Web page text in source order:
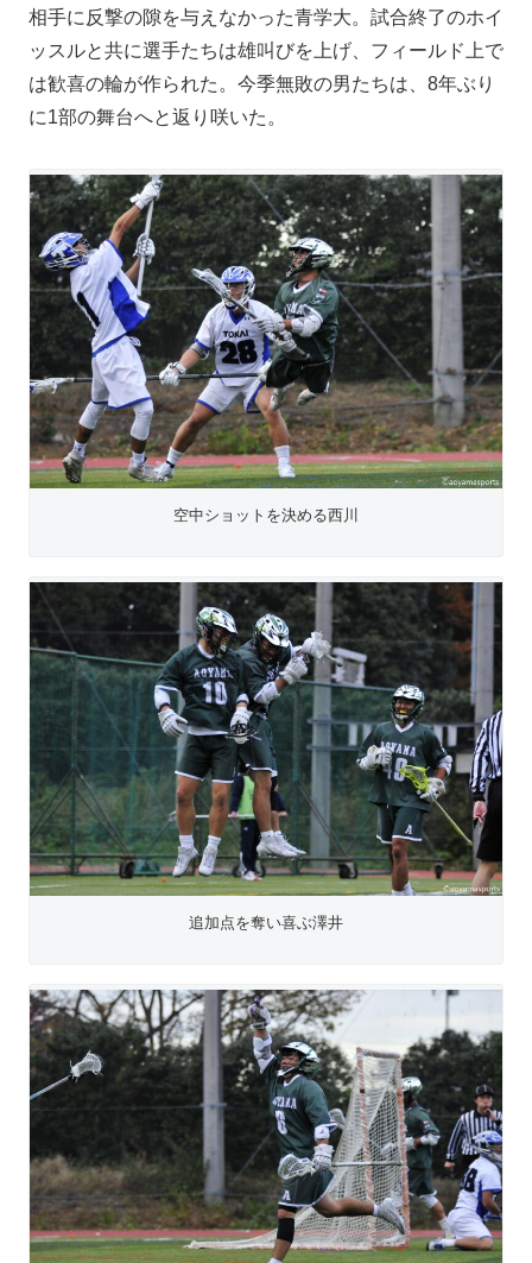
相手に反撃の隙を与えなかった青学大。試合終了のホイ
ッスルと共に選手たちは雄叫びを上げ、フィールド上で
は歓喜の輪が作られた。今季無敗の男たちは、8年ぶり
に1部の舞台へと返り咲いた。
空中ショットを決める西川
追加点を奪い喜ぶ澤井